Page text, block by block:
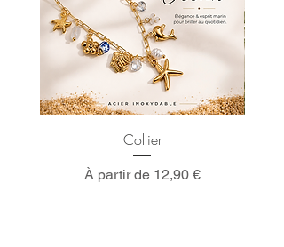
Collier
À partir de 12,90 €
Prix promotionnel